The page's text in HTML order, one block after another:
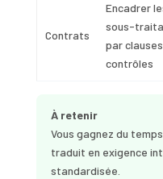
Contrats
Encadrer
sous-
par
contrôles
À retenir
Vous gagnez du
traduit en exigence
standardisée.